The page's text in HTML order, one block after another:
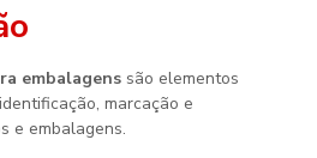
embalagens são elementos
marcação e
e embalagens.